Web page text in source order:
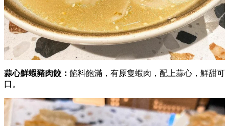
蒜心鮮蝦豬肉餃： 餡料飽滿，有原隻蝦肉，配上蒜心，鮮甜可
口。